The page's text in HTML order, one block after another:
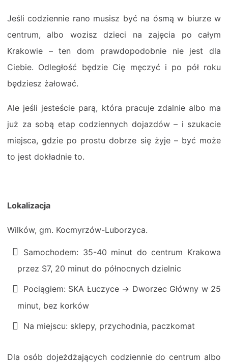
Jeśli codziennie rano musisz być na ósmą w biurze w
centrum, albo wozisz dzieci na zajęcia po całym
Krakowie – ten dom prawdopodobnie nie jest dla
Ciebie. Odległość będzie Cię męczyć i po pół roku
będziesz żałować.
Ale jeśli jesteście parą, która pracuje zdalnie albo ma
już za sobą etap codziennych dojazdów – i szukacie
miejsca, gdzie po prostu dobrze się żyje – być może
to jest dokładnie to.
Lokalizacja
Wilków, gm. Kocmyrzów-Luborzyca.
Samochodem: 35-40 minut do centrum Krakowa
przez S7, 20 minut do północnych dzielnic
Pociągiem: SKA Łuczyce → Dworzec Główny w 25
minut, bez korków
Na miejscu: sklepy, przychodnia, paczkomat
Dla osób dojeżdżających codziennie do centrum albo